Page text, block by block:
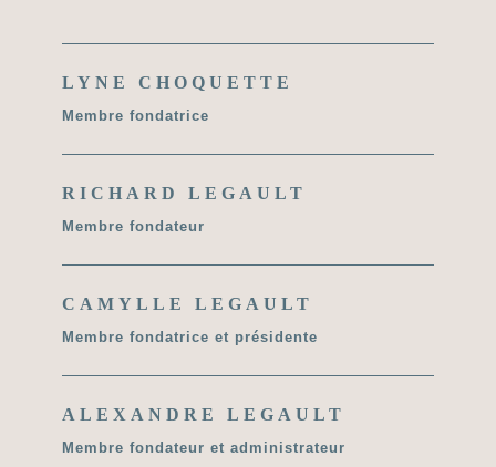
LYNE CHOQUETTE
Membre fondatrice
RICHARD LEGAULT
Membre fondateur
CAMYLLE LEGAULT
Membre fondatrice et présidente
ALEXANDRE LEGAULT
Membre fondateur et administrateur